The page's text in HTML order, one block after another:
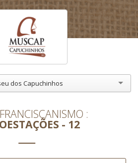
dos Capuchinhos
FRANCISCANISMO
- 12